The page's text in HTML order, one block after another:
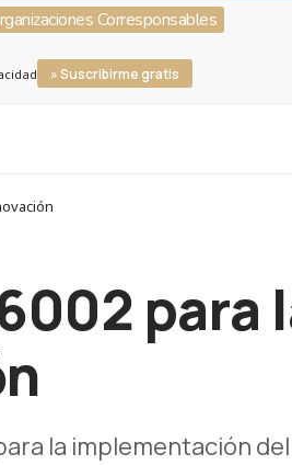
Corresponsables
» Suscribirme gratis
para
la implementación del